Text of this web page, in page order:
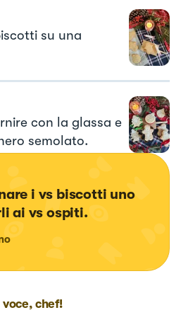
su una
con la glassa e
semolato.
i vs biscotti uno
ai vs ospiti.
chef!